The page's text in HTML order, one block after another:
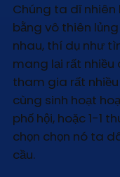
Chúng ta dĩ
bằng vô thiên
nhau, thí dụ như
mang lại rất
tham gia rất
cùng sinh hoạt
phố hội, hoặc 1-1
chọn chọn nó ta
cầu.